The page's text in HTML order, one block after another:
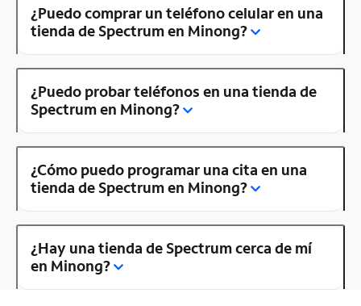
¿Puedo comprar un teléfono celular en una
tienda de Spectrum en Minong?
¿Puedo probar teléfonos en una tienda de
Spectrum en Minong?
¿Cómo puedo programar una cita en una
tienda de Spectrum en Minong?
¿Hay una tienda de Spectrum cerca de mí
en Minong?